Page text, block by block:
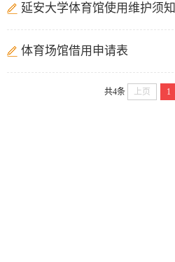
延安大学体育馆使用维护须知
体育场馆借用申请表
共4条 上页 1